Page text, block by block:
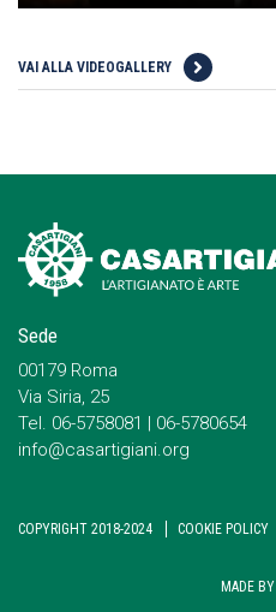
VAI ALLA VIDEOGALLERY
Sede
00179 Roma
Via Siria, 25
Tel. 06-5758081 | 06-5780654
info@casartigiani.org
COPYRIGHT 2018-2024 COOKIE POLICY
MADE BY